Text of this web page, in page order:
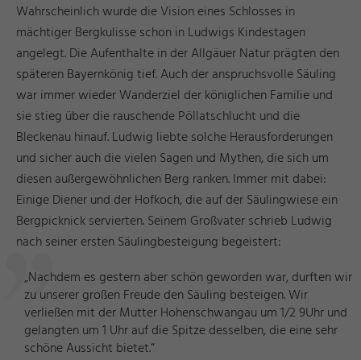
Wahrscheinlich wurde die Vision eines Schlosses in
mächtiger Bergkulisse schon in Ludwigs Kindestagen
angelegt. Die Aufenthalte in der Allgäuer Natur prägten den
späteren Bayernkönig tief. Auch der anspruchsvolle Säuling
war immer wieder Wanderziel der königlichen Familie und
sie stieg über die rauschende Pöllatschlucht und die
Bleckenau hinauf. Ludwig liebte solche Herausforderungen
und sicher auch die vielen Sagen und Mythen, die sich um
diesen außergewöhnlichen Berg ranken. Immer mit dabei:
Einige Diener und der Hofkoch, die auf der Säulingwiese ein
Bergpicknick servierten. Seinem Großvater schrieb Ludwig
nach seiner ersten Säulingbesteigung begeistert:
„Nachdem es gestern aber schön geworden war, durften wir
zu unserer großen Freude den Säuling besteigen. Wir
verließen mit der Mutter Hohenschwangau um 1/2 9Uhr und
gelangten um 1 Uhr auf die Spitze desselben, die eine sehr
schöne Aussicht bietet.“